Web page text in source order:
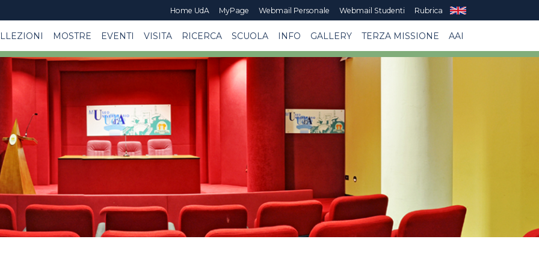
Home UdA MyPage Webmail Personale Webmail Studenti Rubrica
MOSTRE EVENTI VISITA RICERCA SCUOLA INFO GALLERY TERZA MISSIONE AAI